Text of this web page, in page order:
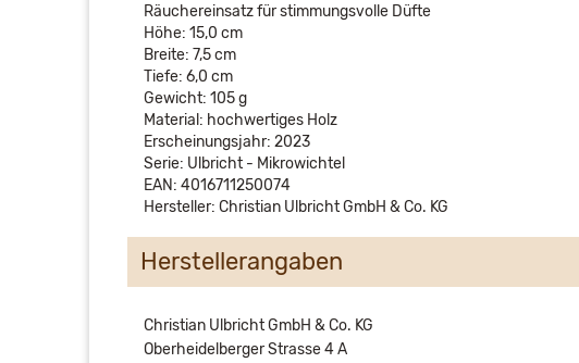
Räuchereinsatz für stimmungsvolle Düfte
Höhe: 15,0 cm
Breite: 7,5 cm
Tiefe: 6,0 cm
Gewicht: 105 g
Material: hochwertiges Holz
Erscheinungsjahr: 2023
Serie: Ulbricht - Mikrowichtel
EAN: 4016711250074
Hersteller: Christian Ulbricht GmbH & Co. KG
Herstellerangaben
Christian Ulbricht GmbH & Co. KG
Oberheidelberger Strasse 4 A